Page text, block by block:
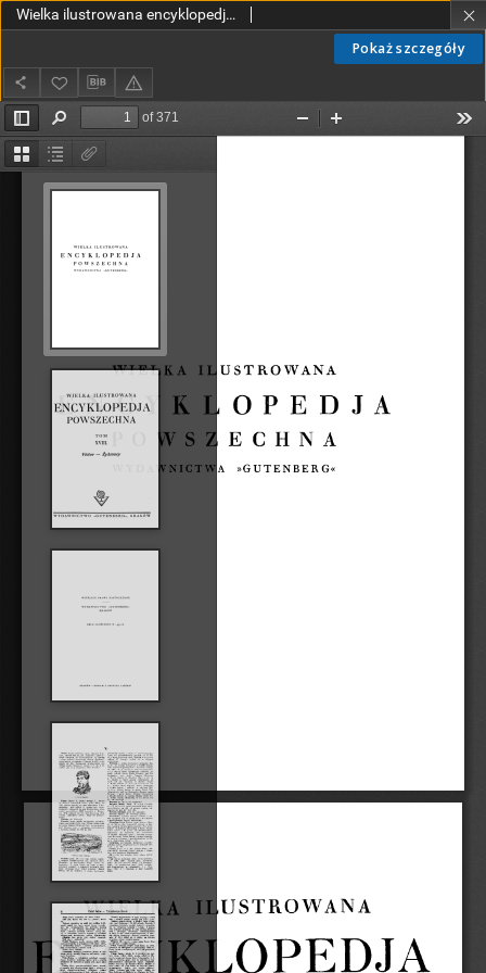
Pokaż szczegóły
Wielka ilustrowana encyklopedja powszechna T. 18, Victor - Żyżmory